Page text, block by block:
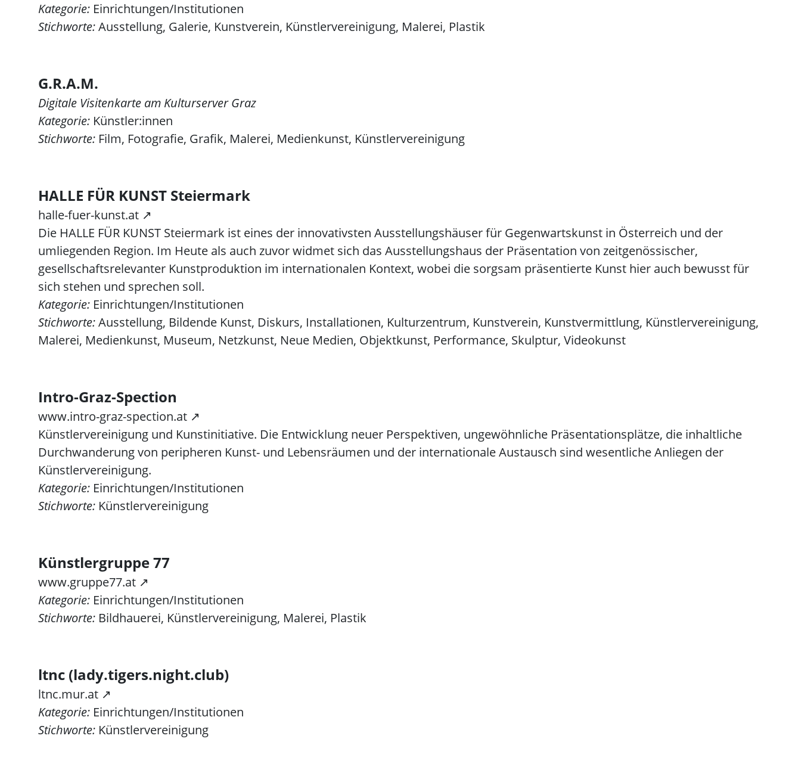
Kategorie: Einrichtungen/Institutionen
Stichworte:Ausstellung, Galerie, Kunstverein, Künstlervereinigung, Malerei, Plastik
G.R.A.M.
Digitale Visitenkarte am Kulturserver Graz
Kategorie: Künstler:innen
Stichworte: Film, Fotografie, Grafik, Malerei, Medienkunst, Künstlervereinigung
HALLE FÜR KUNST Steiermark
halle-fuer-kunst.at ↗
Die HALLE FÜR KUNST Steiermark ist eines der innovativsten Ausstellungshäuser für Gegenwartskunst in Österreich und der
umliegenden Region. Im Heute als auch zuvor widmet sich das Ausstellungshaus der Präsentation von zeitgenössischer,
gesellschaftsrelevanter Kunstproduktion im internationalen Kontext, wobei die sorgsam präsentierte Kunst hier auch bewusst für
sich stehen und sprechen soll.
Kategorie: Einrichtungen/Institutionen
Stichworte:Ausstellung, Bildende Kunst, Diskurs, Installationen, Kulturzentrum, Kunstverein, Kunstvermittlung, Künstlervereinigung,
Malerei, Medienkunst, Museum, Netzkunst, Neue Medien, Objektkunst, Performance, Skulptur, Videokunst
Intro-Graz-Spection
www.intro-graz-spection.at ↗
Künstlervereinigung und Kunstinitiative. Die Entwicklung neuer Perspektiven, ungewöhnliche Präsentationsplätze, die inhaltliche
Durchwanderung von peripheren Kunst- und Lebensräumen und der internationale Austausch sind wesentliche Anliegen der
Künstlervereinigung.
Kategorie: Einrichtungen/Institutionen
Stichworte: Künstlervereinigung
Künstlergruppe 77
www.gruppe77.at ↗
Kategorie: Einrichtungen/Institutionen
Stichworte: Bildhauerei, Künstlervereinigung, Malerei, Plastik
ltnc (lady.tigers.night.club)
ltnc.mur.at ↗
Kategorie: Einrichtungen/Institutionen
Stichworte: Künstlervereinigung